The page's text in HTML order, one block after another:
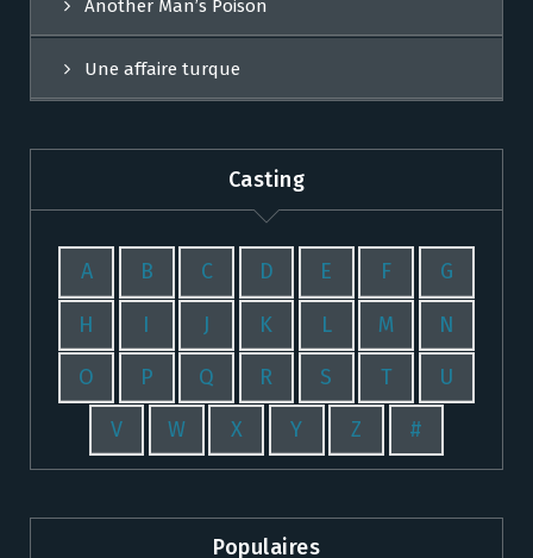
Another Man’s Poison
Une affaire turque
Casting
A B C D E F G
H I J K L M N
O P Q R S T U
V W X Y Z #
Populaires